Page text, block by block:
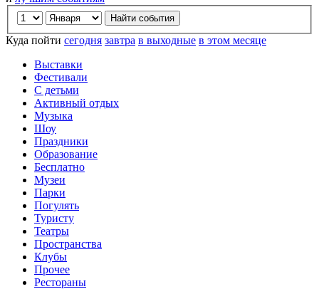
Куда пойти сегодня завтра в выходные в этом месяце
Выставки
Фестивали
С детьми
Активный отдых
Музыка
Шоу
Праздники
Образование
Бесплатно
Музеи
Парки
Погулять
Туристу
Театры
Пространства
Клубы
Прочее
Рестораны